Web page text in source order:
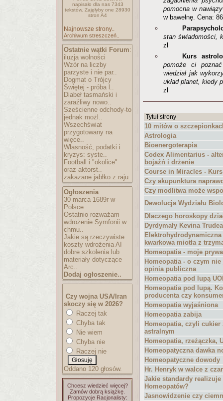
napisało dla nas 7343
tekstów. Zajęłyby one 28930
stron A4
Najnowsze strony..
Archiwum streszczeń..
Ostatnie wątki Forum:
iluzja wolności
Wzór na liczby
parzyste i nie par..
Dogmat o Trójcy
Świętej - próba l..
Diabeł tasmański i
zaraźliwy nowo..
Sześcienne odchody-to
jednak możl..
Wszechświat
przygotowany na
więce..
Własność, podatki i
kryzys: syste..
Football i "okolice"
oraz aktorst..
zakazane jabłko z raju
Ogłoszenia:
30 marca 1689r w
Polsce
Ostatnio rozważam
wdrożenie Symfonii w
chmu..
Jakie są rzeczywiste
koszty wdrożenia AI
dobre szkolenia lub
materiały dotyczące
Arc..
Dodaj ogłoszenie..
Czy wojna USA/Iran
skoczy się w 2026?
Raczej tak
Chyba tak
Nie wiem
Chyba nie
Raczej nie
Oddano 120 głosów.
Chcesz wiedzieć więcej?
Zamów dobrą książkę.
Propozycje Racjonalisty:
pomocna w
w bawełnę. Cena:
stan świadomości,
zł
Kurs
pomoże ci
wiedział jak
układ planet, kiedy
zł
Tytuł strony
10 mitów o
Astrologia
Bioenergoterapia
Codex Alimentarius -
bojaźń i drżenie
Course in Miracles -
Czy akupunktura
Czy modlitwa może
Dewolucja Wydziału
Dlaczego horoskopy
Dyrdymały Kevina
Elektrohydrodynamiczna
kwarkowa miotła z
Homeopatia - moje
Homeopatia - o czym
opinia publiczna
Homeopatia pod lupą
Homeopatia pod lupą.
producenta czy
Homeopatia wyjaśniona
Homeopatia zabija
Homeopatia, czyli
astralnym
Homeopatia, rzeżączka,
Homeopatyczna dawka
Homeopatyczne dowody
Hr. Henryk w walce z
Jakie standardy
Homeopatów?
Jasnowidzenie czy